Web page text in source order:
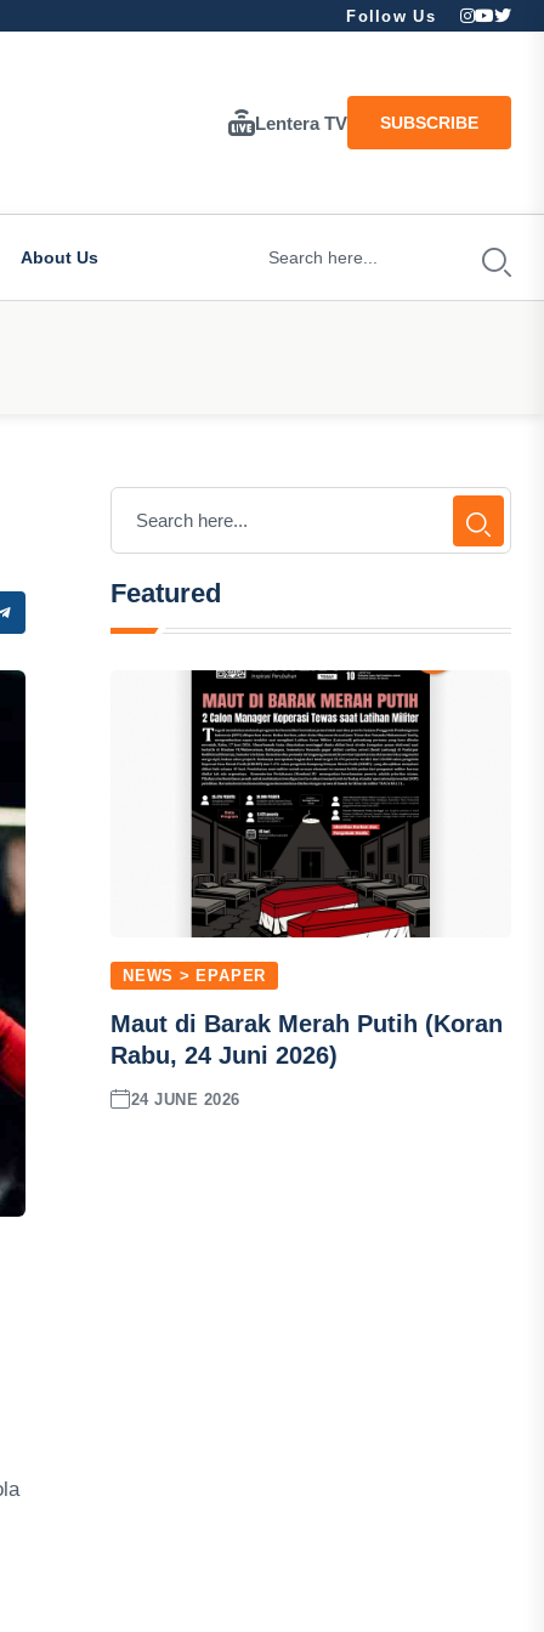
Follow Us
Lentera TV SUBSCRIBE
About Us
Featured
NEWS > EPAPER
Maut di Barak Merah Putih (Koran
Rabu, 24 Juni 2026)
24 JUNE 2026